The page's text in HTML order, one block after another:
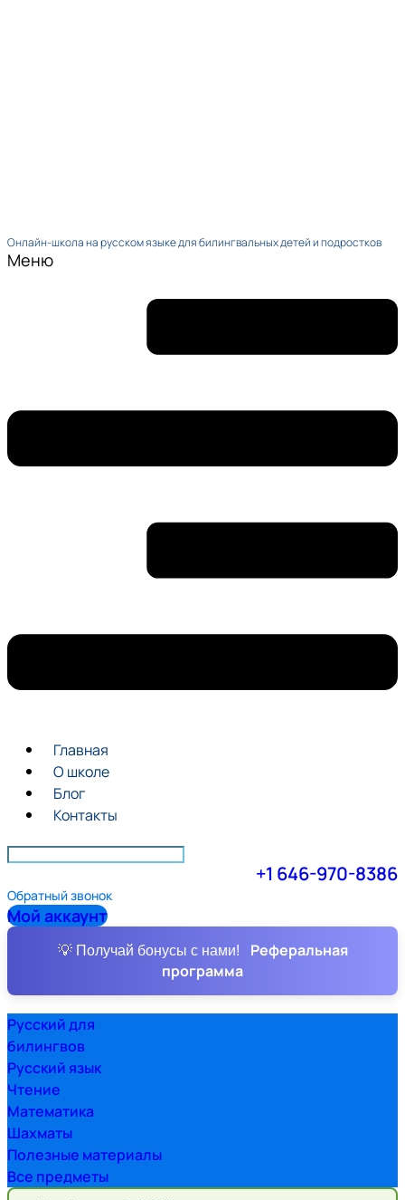
Онлайн-школа на русском языке для билингвальных детей и подростков
Меню
Главная
О школе
Блог
Контакты
+1 646-970-8386
Обратный звонок
Мой аккаунт
💡 Получай бонусы с нами!
Реферальная
программа
Русский для
билингвов
Русский язык
Чтение
Математика
Шахматы
Полезные материалы
Все предметы